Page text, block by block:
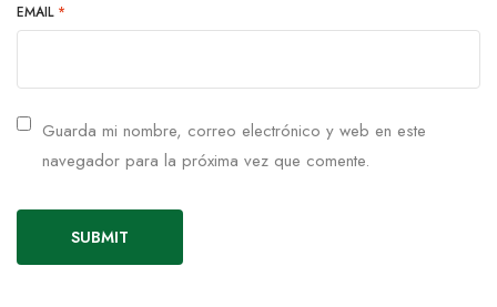
EMAIL *
Guarda mi nombre, correo electrónico y web en este
navegador para la próxima vez que comente.